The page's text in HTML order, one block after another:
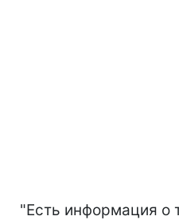
"Есть информация о